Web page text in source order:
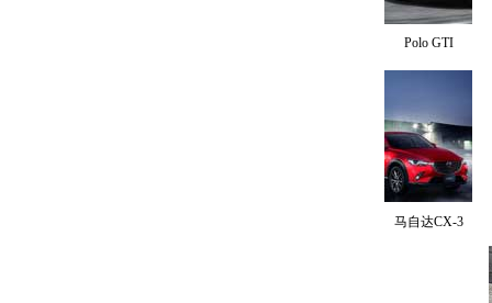
Polo GTI
马自达CX-3